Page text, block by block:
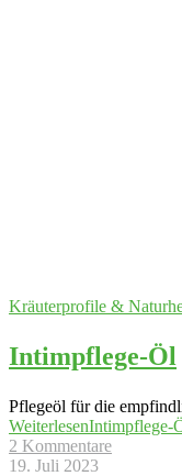
Kräuterprofile &
Intimpflege-Öl
Pflegeöl für die
WeiterlesenIntimpflege-
2 Kommentare
19. Juli 2023